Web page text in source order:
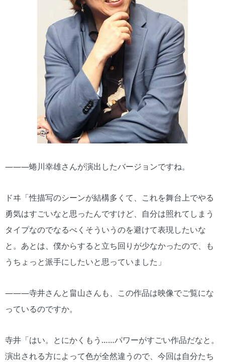
―――蜷川幸雄さんが演出したバージョンですね。
ドヰ「性描写のシーンが結構多くて、これを舞台上でやる
勇気はすごいなと思ったんですけど、自分は照れてしまう
タイプなのでなるべくそういうのを避けて表現したいな
と。あとは、僕からすると立ち回りが少なかったので、も
うちょっと派手にしたいと思っていました」
―――寺井さんと畠山さんも、この作品は映像でご覧にな
っているのですか。
寺井「はい。とにかくもう……パワーがすごい作品だなと。
演出される方によって色が全然違うので、今回は自分たち